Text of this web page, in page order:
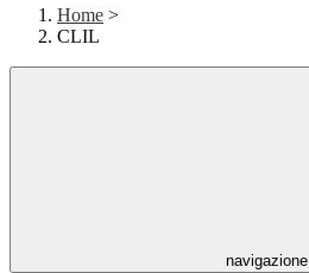
Home >
CLIL
navigazione